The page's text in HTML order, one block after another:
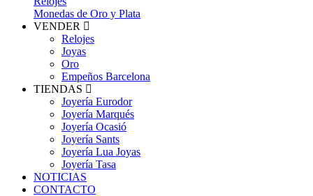
Monedas de Oro y Plata
VENDER
Relojes
Joyas
Oro
Empeños Barcelona
TIENDAS
Joyería Eurodor
Joyería Marqués
Joyería Ocasió
Joyería Sants
Joyería Lua Joyas
Joyería Tasa
NOTICIAS
CONTACTO